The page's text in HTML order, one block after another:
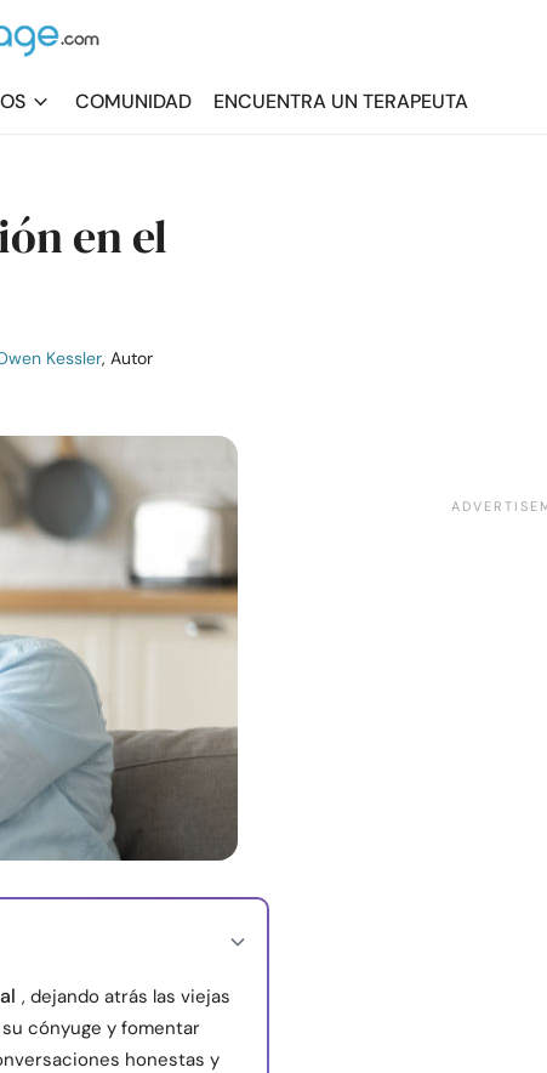
COMUNIDAD ENCUENTRA UN TERAPEUTA
en el
Kessler, Autor
, dejando atrás las viejas
cónyuge y fomentar
honestas y